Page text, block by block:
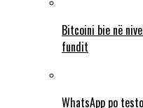
Bitcoini bie në
fundit
WhatsApp po